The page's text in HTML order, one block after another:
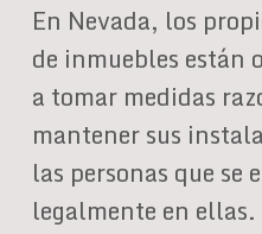
En Nevada, los
de inmuebles están
a tomar medidas
mantener sus
las personas que se
legalmente en